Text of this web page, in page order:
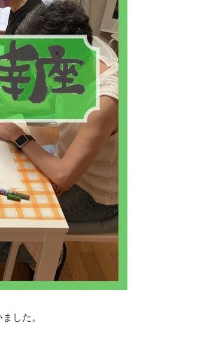
した。